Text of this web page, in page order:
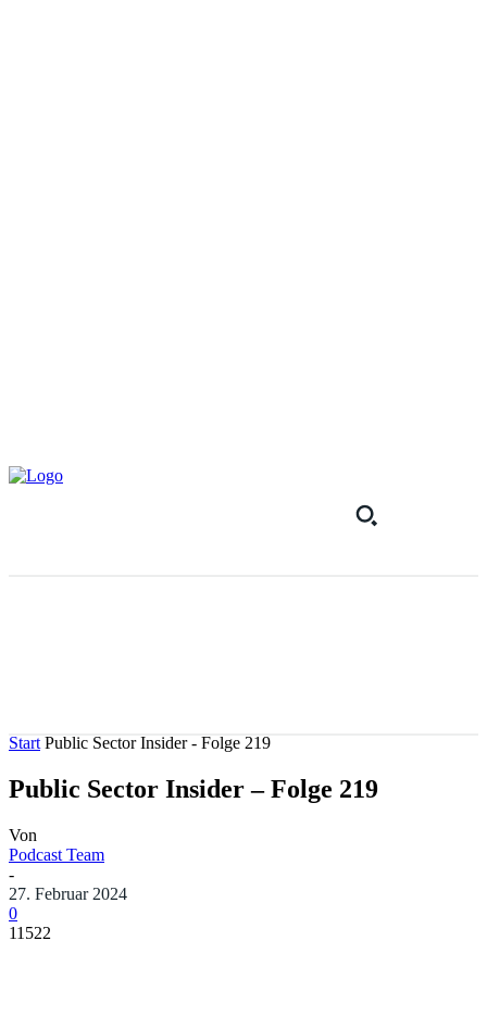
Start Public Sector Insider - Folge 219
Public Sector Insider – Folge 219
Von
Podcast Team
-
27. Februar 2024
0
11522